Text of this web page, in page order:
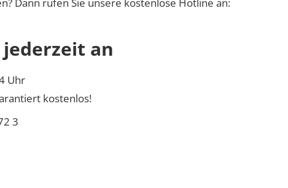
jederzeit an
Uhr
kostenlos!
3